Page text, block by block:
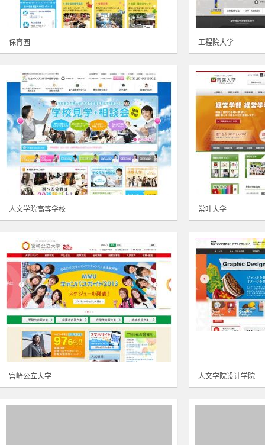
保育园 工程院大学
人文学院高等学校 常叶大学
宫崎公立大学 人文学院设计学院